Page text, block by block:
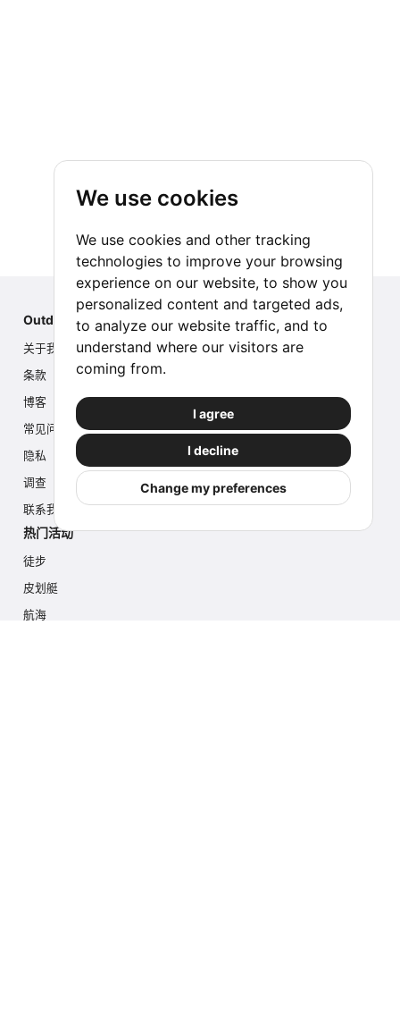
We use cookies
We use cookies and other tracking
technologies to improve your browsing
experience on our website, to show you
personalized content and targeted ads,
to analyze our website traffic, and to
understand where our visitors are
coming from.
I agree
I decline
Change my preferences
Outdoor Index
关于我们
条款
博客
常见问题
隐私
调查
联系我们
热门活动
徒步
皮划艇
航海